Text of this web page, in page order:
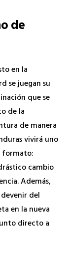
de
en la
se juegan su
que se
de la
de manera
vivirá uno
formato:
cambio
Además,
del
en la nueva
directo a